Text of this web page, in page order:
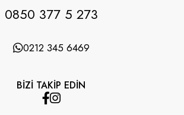
0850 377 5 273
0212 345 6469
BİZİ TAKİP EDİN